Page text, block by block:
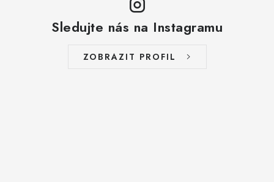
Sledujte nás na Instagramu
ZOBRAZIT PROFIL